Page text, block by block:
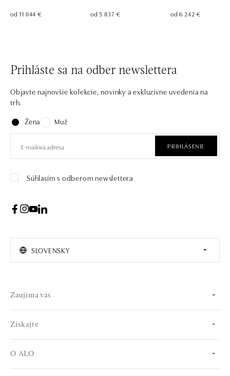
od 11 044 € od 5 837 € od 6 242 €
Prihláste sa na odber newslettera
Objavte najnovšie kolekcie, novinky a exkluzívne uvedenia na
trh.
Žena
Muž
PRIHLÁSENIE
Súhlasím s odberom newslettera
SLOVENSKY
Zaujíma vás
Získajte
O ALO